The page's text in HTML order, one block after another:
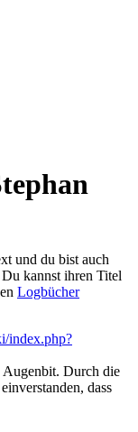
und du bist auch
kannst ihren Titel
Logbücher
index.php?
Augenbit. Durch die
dass